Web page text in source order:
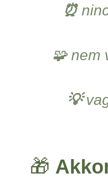
⏰
🧩 nem
💡
🎁